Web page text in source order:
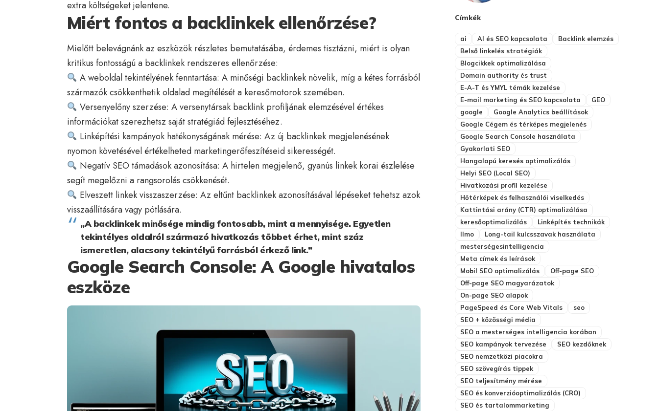
extra költségeket jelentene.
Miért fontos a backlinkek ellenőrzése?
Mielőtt belevágnánk az eszközök részletes bemutatásába, érdemes tisztázni, miért is olyan
kritikus fontosságú a backlinkek rendszeres ellenőrzése:
A weboldal tekintélyének fenntartása: A minőségi backlinkek növelik, míg a kétes forrásból
származók csökkenthetik oldalad megítélését a keresőmotorok szemében.
Versenyelőny szerzése: A versenytársak backlink profiljának elemzésével értékes
információkat szerezhetsz saját stratégiád fejlesztéséhez.
Linképítési kampányok hatékonyságának mérése: Az új backlinkek megjelenésének
nyomon követésével értékelheted marketingerőfeszítéseid sikerességét.
Negatív SEO támadások azonosítása: A hirtelen megjelenő, gyanús linkek korai észlelése
segít megelőzni a rangsorolás csökkenését.
Elveszett linkek visszaszerzése: Az eltűnt backlinkek azonosításával lépéseket tehetsz azok
visszaállítására vagy pótlására.
„A backlinkek minősége mindig fontosabb, mint a mennyisége. Egyetlen
tekintélyes oldalról származó hivatkozás többet érhet, mint száz
ismeretlen, alacsony tekintélyű forrásból érkező link.”
Google Search Console: A Google hivatalos
eszköze
Címkék
ai AI és SEO kapcsolata
Backlink elemzés
Belső linkelés stratégiák
Blogcikkek optimalizálása
Domain authority és trust
E-A-T és YMYL témák kezelése
E-mail marketing és SEO kapcsolata
GEO
google
Google Analytics beállítások
Google Cégem és térképes megjelenés
Google Search Console használata
Gyakorlati SEO
Hangalapú keresés optimalizálás
Helyi SEO (Local SEO)
Hivatkozási profil kezelése
Hőtérképek és felhasználói viselkedés
Kattintási arány (CTR) optimalizálása
keresőoptimalizálás
Linképítés technikák
llmo
Long-tail kulcsszavak használata
mesterségesintelligencia
Meta címek és leírások
Mobil SEO optimalizálás
Off-page SEO
Off-page SEO magyarázatok
On-page SEO alapok
PageSpeed és Core Web Vitals
seo
SEO + közösségi média
SEO a mesterséges intelligencia korában
SEO kampányok tervezése
SEO kezdőknek
SEO nemzetközi piacokra
SEO szövegírás tippek
SEO teljesítmény mérése
SEO és konverzióoptimalizálás (CRO)
SEO és tartalommarketing